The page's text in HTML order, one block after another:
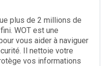
plus de 2 millions de
WOT est une
vous aider à naviguer
Il nettoie votre
vos informations